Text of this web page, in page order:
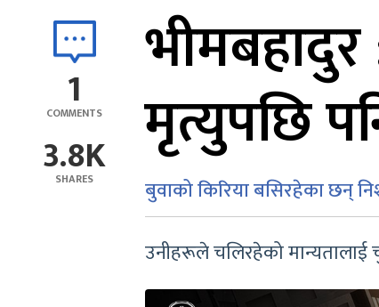
1
COMMENTS
3.8K
SHARES
मृत्युपछि
बुवाको किरिया बसिरहेका छन्
उनीहरूले चलिरहेको मान्यतालाई